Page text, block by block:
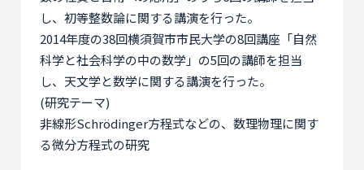
し、初等整数論に関する講演を行った。
2014年度の38回横須賀市市民大学の8回講座「自然
科学と社会科学の中の数学」の5回の講師を担当
し、天文学と数学に関する講演を行った。
(研究テーマ)
非線形Schrödinger方程式などの、数理物理に関す
る微分方程式の研究